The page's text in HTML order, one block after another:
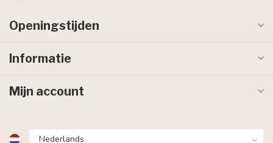
Openingstijden
Informatie
Mijn account